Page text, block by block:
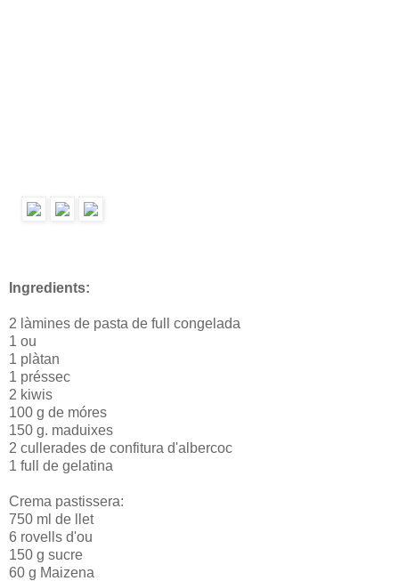
Ingredients:
2 làmines de pasta de full congelada
1 ou
1 plàtan
1 préssec
2 kiwis
100 g de móres
150 g. maduixes
2 cullerades de confitura d'albercoc
1 full de gelatina
Crema pastissera:
750 ml de llet
6 rovells d'ou
150 g sucre
60 g Maizena